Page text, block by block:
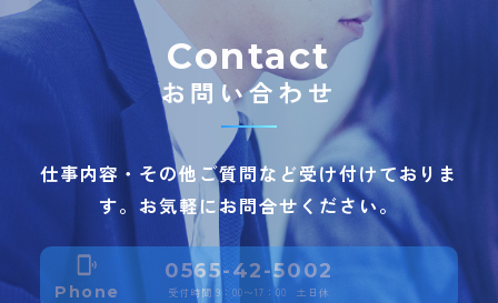
Contact
お問い合わせ
仕事内容・その他ご質問など受け付けておりま
す。お気軽にお問合せください。
phonelink_ring
Phone
0565-42-5002
受付時間 9：00〜17：00 土日休